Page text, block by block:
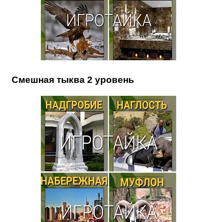
Смешная тыква 2 уровень